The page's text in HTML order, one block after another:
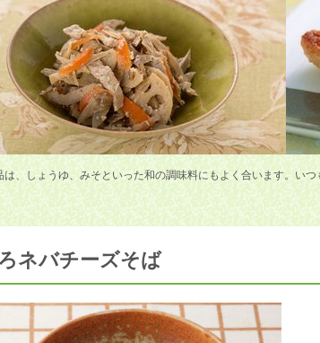
は、しょうゆ、みそといった和の調味料にもよく合います。い
ネバチーズそば